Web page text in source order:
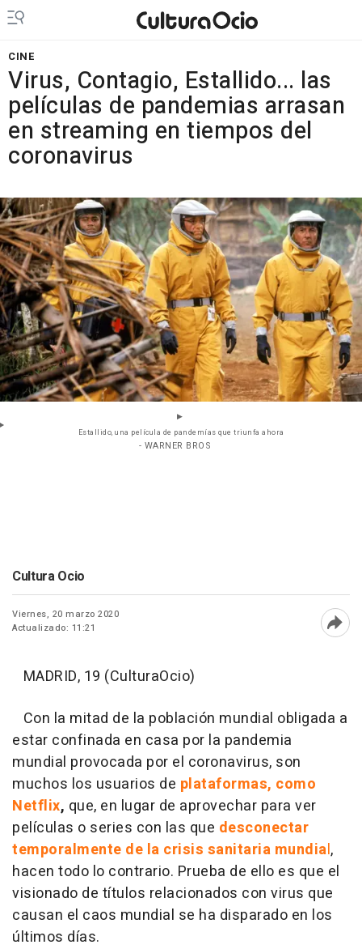
CINE
Virus, Contagio, Estallido... las
películas de pandemias arrasan
en streaming en tiempos del
coronavirus
Estallido, una película de pandemías que triunfa ahora
- WARNER BROS
Cultura Ocio
Viernes, 20 marzo 2020
Actualizado: 11:21
MADRID, 19 (CulturaOcio)
Con la mitad de la población mundial obligada a
estar confinada en casa por la pandemia
mundial provocada por el coronavirus, son
muchos los usuarios de plataformas, como
Netflix, que, en lugar de aprovechar para ver
películas o series con las que desconectar
temporalmente de la crisis sanitaria mundial,
hacen todo lo contrario. Prueba de ello es que el
visionado de títulos relacionados con virus que
causan el caos mundial se ha disparado en los
últimos días.